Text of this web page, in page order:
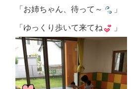
「お姉ちゃん、待って～ 」
「ゆっくり歩いて来てね 」